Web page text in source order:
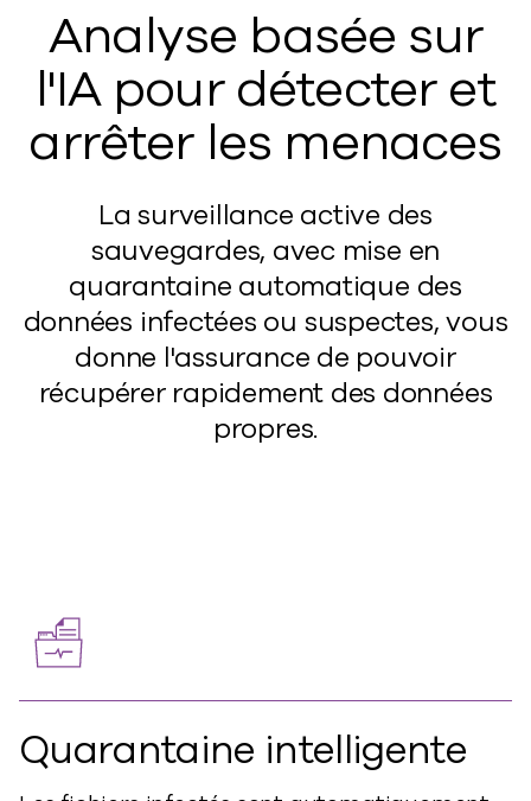
Analyse basée sur
l'IA pour détecter et
arrêter les menaces
La surveillance active des
sauvegardes, avec mise en
quarantaine automatique des
données infectées ou suspectes, vous
donne l'assurance de pouvoir
récupérer rapidement des données
propres.
Quarantaine intelligente